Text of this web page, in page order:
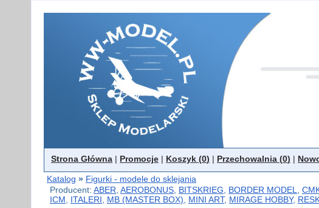
Strona Główna | Promocje | Koszyk (0) | Przechowalnia (0) |
Katalog » Figurki - modele do sklejania
Producent: ABER AEROBONUS BITSKRIEG BORDER MODEL
ICM
ITALERI MB (MASTER BOX) MINI ART, MIRAGE HOBBY,